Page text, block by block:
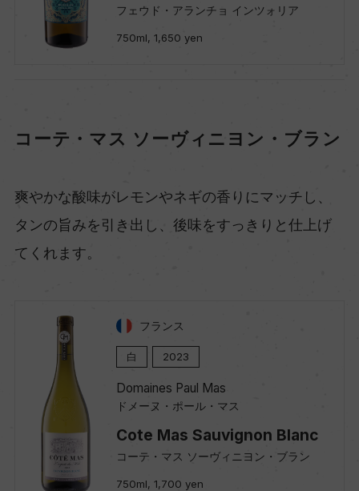
フェウド・アランチョ インツォリア
750ml, 1,650 yen
コーテ・マス ソーヴィニヨン・ブラン
爽やかな酸味がレモンやネギの香りにマッチし、
タンの旨みを引き出し、後味をすっきりと仕上げ
てくれます。
フランス
白 2023
Domaines Paul Mas
ドメーヌ・ポール・マス
Cote Mas Sauvignon Blanc
コーテ・マス ソーヴィニヨン・ブラン
750ml, 1,700 yen